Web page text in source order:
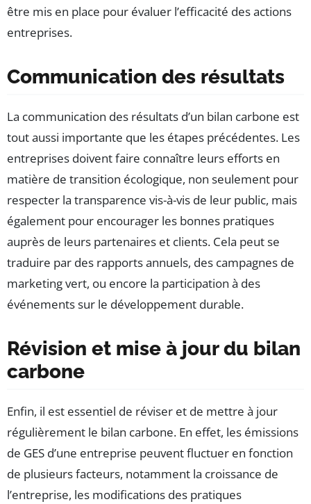
être mis en place pour évaluer l’efficacité des actions
entreprises.
Communication des résultats
La communication des résultats d’un bilan carbone est
tout aussi importante que les étapes précédentes. Les
entreprises doivent faire connaître leurs efforts en
matière de transition écologique, non seulement pour
respecter la transparence vis-à-vis de leur public, mais
également pour encourager les bonnes pratiques
auprès de leurs partenaires et clients. Cela peut se
traduire par des rapports annuels, des campagnes de
marketing vert, ou encore la participation à des
événements sur le développement durable.
Révision et mise à jour du bilan
carbone
Enfin, il est essentiel de réviser et de mettre à jour
régulièrement le bilan carbone. En effet, les émissions
de GES d’une entreprise peuvent fluctuer en fonction
de plusieurs facteurs, notamment la croissance de
l’entreprise, les modifications des pratiques